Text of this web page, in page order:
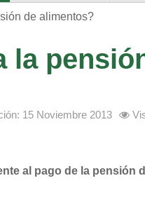
de alimentos?
la
15 Noviembre 2013
al pago de la pensión